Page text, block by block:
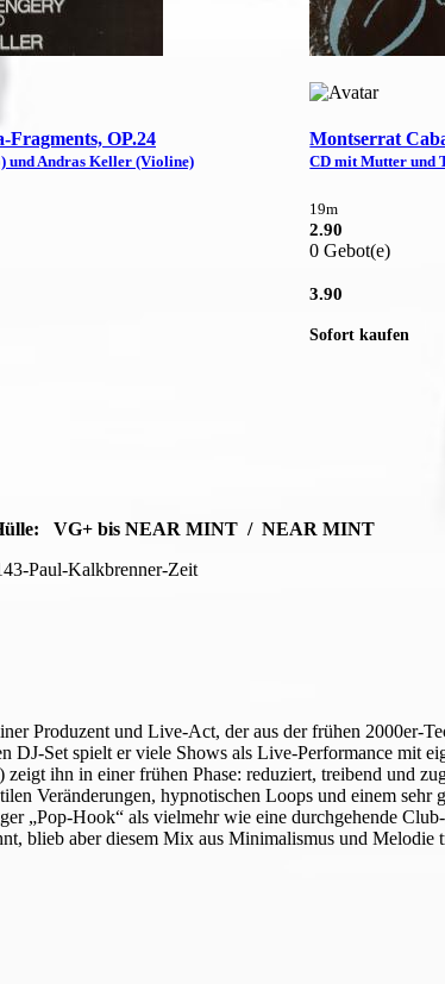
OP.24
und Andras Keller (Violine)
Montserrat
CD mit Mutter und
19m
2.90
0 Gebot(e)
3.90
Sofort kaufen
Hülle: VG+ bis NEAR MINT / NEAR MINT
Paul-Kalkbrenner-Zeit
Produzent und Live-Act, der aus der frühen 2000er-
DJ-Set spielt er viele Shows als Live-Performance mit
ihn in einer frühen Phase: reduziert, treibend und
Veränderungen, hypnotischen Loops und einem sehr
„Pop-Hook“ als vielmehr wie eine durchgehende
blieb aber diesem Mix aus Minimalismus und Melodie